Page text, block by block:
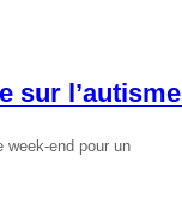
sur l’autisme
week-end pour un